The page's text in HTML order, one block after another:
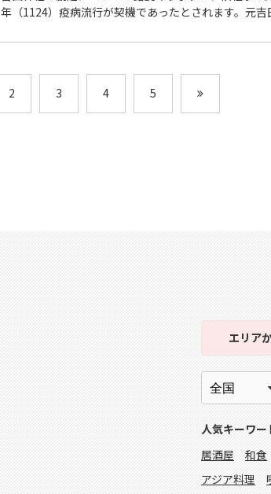
年（1124）疫病流行が契機であったとされます。元吉
2 3 4 5
エリア
人気キーワー
居酒屋
和食
アジア料理